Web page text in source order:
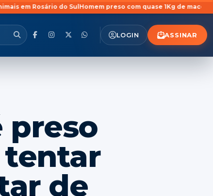
SulHomem preso com quase 1Kg de maconha em São Pedro
LOGIN ASSINAR
preso
tentar
de